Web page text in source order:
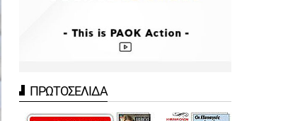
ΠΡΩΤΟΣΕΛΙΔΑ